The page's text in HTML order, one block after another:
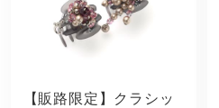
【販路限定】クラシッ